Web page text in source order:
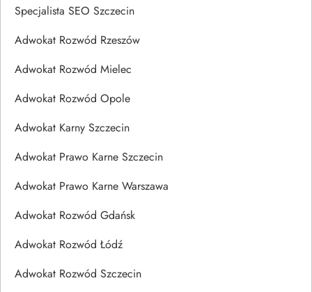
Specjalista SEO Szczecin
Adwokat Rozwód Rzeszów
Adwokat Rozwód Mielec
Adwokat Rozwód Opole
Adwokat Karny Szczecin
Adwokat Prawo Karne Szczecin
Adwokat Prawo Karne Warszawa
Adwokat Rozwód Gdańsk
Adwokat Rozwód Łódź
Adwokat Rozwód Szczecin